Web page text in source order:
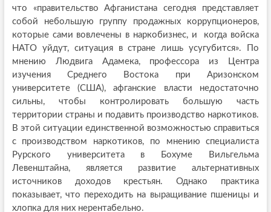
что «правительство Афганистана сегодня представляет
собой небольшую группу продажных коррупционеров,
которые сами вовлечены в наркобизнес, и когда войска
НАТО уйдут, ситуация в стране лишь усугубится». По
мнению Людвига Адамека, профессора из Центра
изучения Среднего Востока при Аризонском
университете (США), афганские власти недостаточно
сильны, чтобы контролировать большую часть
территории страны и подавить производство наркотиков.
В этой ситуации единственной возможностью справиться
с производством наркотиков, по мнению специалиста
Рурского университета в Бохуме Вильгельма
Левенштайна, является развитие альтернативных
источников доходов крестьян. Однако практика
показывает, что переходить на выращивание пшеницы и
хлопка для них нерентабельно.